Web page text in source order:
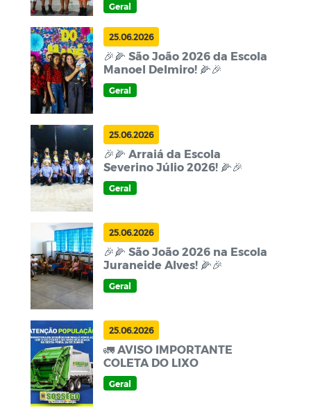
Geral
25.06.2026
🎉🌽 São João 2026 da Escola
Manoel Delmiro! 🌽🎉
Geral
25.06.2026
🎉🌽 Arraiá da Escola
Severino Júlio 2026! 🌽🎉
Geral
25.06.2026
🎉🌽 São João 2026 na Escola
Juraneide Alves! 🌽🎉
Geral
25.06.2026
🚛 AVISO IMPORTANTE
COLETA DO LIXO
Geral